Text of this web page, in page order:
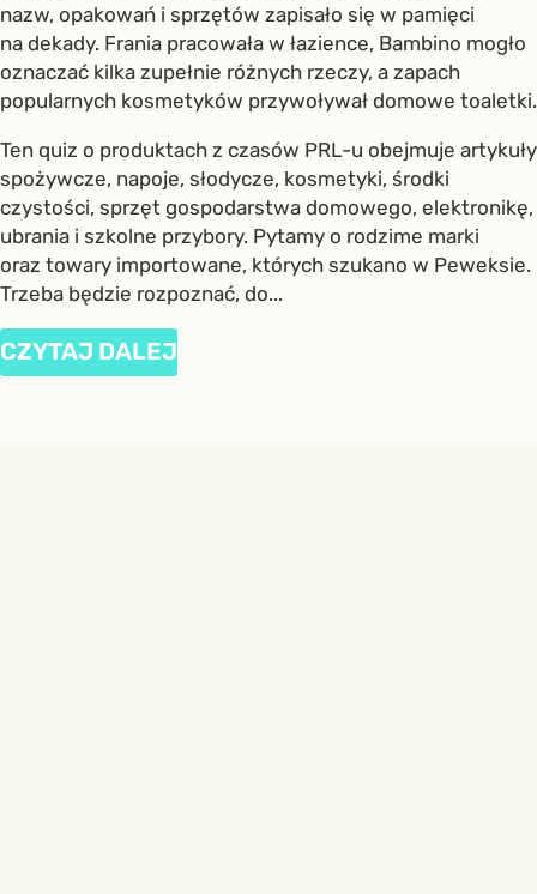
nazw, opakowań i sprzętów zapisało się w pamięci
na dekady. Frania pracowała w łazience, Bambino mogło
oznaczać kilka zupełnie różnych rzeczy, a zapach
popularnych kosmetyków przywoływał domowe toaletki.
Ten quiz o produktach z czasów PRL-u obejmuje artykuły
spożywcze, napoje, słodycze, kosmetyki, środki
czystości, sprzęt gospodarstwa domowego, elektronikę,
ubrania i szkolne przybory. Pytamy o rodzime marki
oraz towary importowane, których szukano w Peweksie.
Trzeba będzie rozpoznać, do...
CZYTAJ DALEJ